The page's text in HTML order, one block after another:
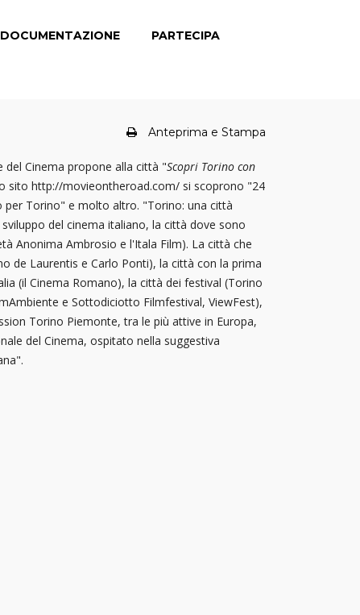
DOCUMENTAZIONE PARTECIPA
Anteprima e Stampa
del Cinema propone alla città "Scopri Torino con
sito http://movieontheroad.com/ si scoprono "24
Torino" e molto altro. "Torino: una città
del cinema italiano, la città dove sono
Anonima Ambrosio e l'Itala Film). La città che
de Laurentis e Carlo Ponti), la città con la prima
(il Cinema Romano), la città dei festival (Torino
e Sottodiciotto Filmfestival, ViewFest),
Torino Piemonte, tra le più attive in Europa,
del Cinema, ospitato nella suggestiva